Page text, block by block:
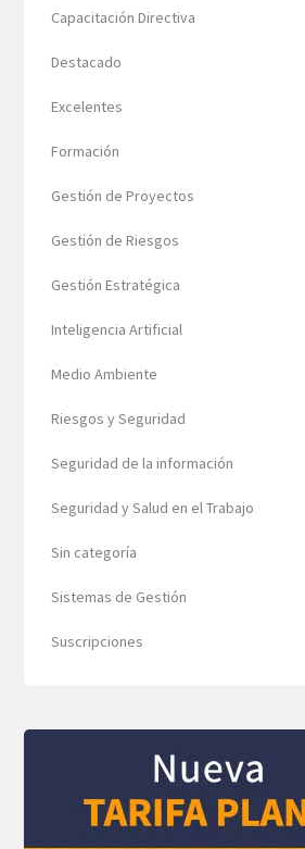
Capacitación Directiva
Destacado
Excelentes
Formación
Gestión de Proyectos
Gestión de Riesgos
Gestión Estratégica
Inteligencia Artificial
Medio Ambiente
Riesgos y Seguridad
Seguridad de la información
Seguridad y Salud en el Trabajo
Sin categoría
Sistemas de Gestión
Suscripciones